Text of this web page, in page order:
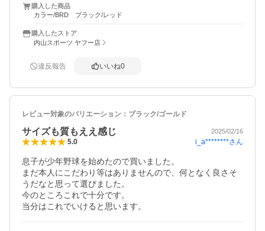
購入した商品
カラー/BRD ブラック/レッド
購入したストア
内山スポーツ ヤフー店
違反報告 いいね0
レビュー対象のバリエーション： ブラック/ゴールド
サイズも質もええ感じ 2025/02/16
5.0 i_a********さん
息子が少年野球を始めたので買いました。
まだ本人にこだわり等はありませんので、何となく良さそ
うだなと思って選びました。
今のところこれで十分です。
当分はこれでいけると思います。